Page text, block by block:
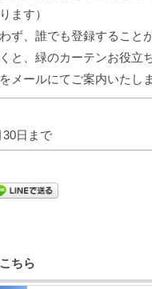
ます）
ず、誰でも登録すること
と、緑のカーテンお役立
メールにてご案内いたしま
30日まで
ちら